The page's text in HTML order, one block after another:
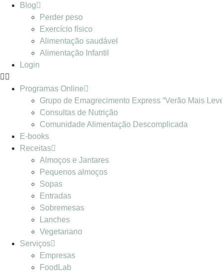
Blog
Perder peso
Exercício físico
Alimentação saudável
Alimentação Infantil
Login
Programas Online
Grupo de Emagrecimento Express “Verão Mais
Consultas de Nutrição
Comunidade Alimentação Descomplicada
E-books
Receitas
Almoços e Jantares
Pequenos almoços
Sopas
Entradas
Sobremesas
Lanches
Vegetariano
Serviços
Empresas
FoodLab